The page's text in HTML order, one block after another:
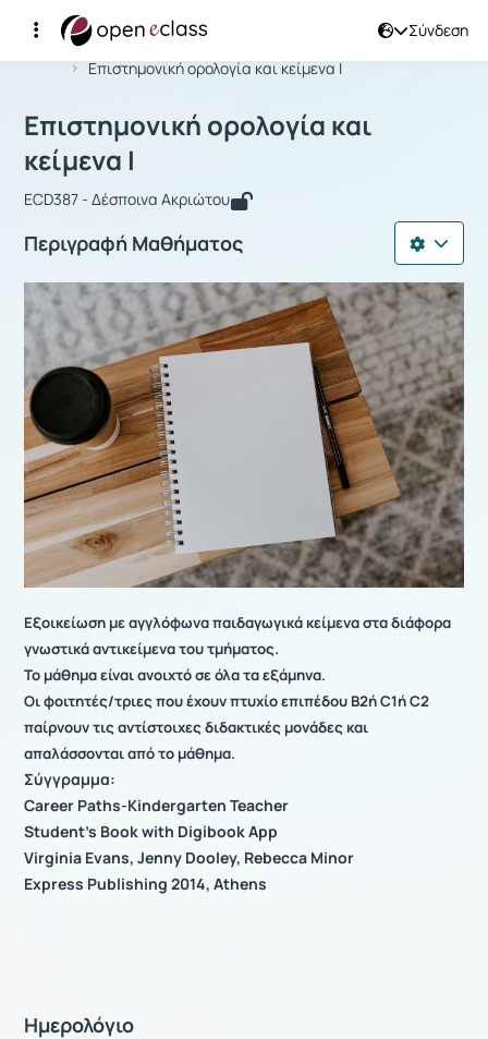
Σύνδεση
Αρχική Σελίδα
Επιστημονική ορολογία και κείμενα Ι
Μάθημα : Επιστημονική ορολογία και
Επιστημονική ορολογία και
κείμενα Ι
ECD387 - Δέσποινα Ακριώτου
Περιγραφή Μαθήματος
Εξοικείωση με αγγλόφωνα παιδαγωγικά κείμενα στα διάφορα
γνωστικά αντικείμενα του τμήματος.
Το μάθημα είναι ανοιχτό σε όλα τα εξάμηνα.
Οι φοιτητές/τριες που έχουν πτυχίο επιπέδου Β2ή C1ή C2
παίρνουν τις αντίστοιχες διδακτικές μονάδες και
απαλάσσονται από το μάθημα.
Σύγγραμμα:
Career Paths-Kindergarten Teacher
Student's Book with Digibook App
Virginia Evans, Jenny Dooley, Rebecca Minor
Express Publishing 2014, Athens
Ημερολόγιο